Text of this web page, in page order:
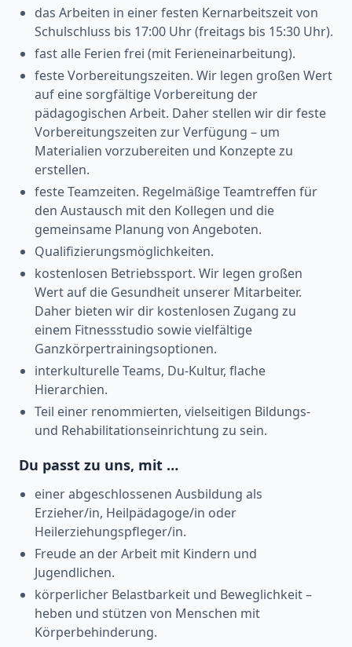
das Arbeiten in einer festen Kernarbeitszeit von
Schulschluss bis 17:00 Uhr (freitags bis 15:30 Uhr).
fast alle Ferien frei (mit Ferieneinarbeitung).
feste Vorbereitungszeiten. Wir legen großen Wert
auf eine sorgfältige Vorbereitung der
pädagogischen Arbeit. Daher stellen wir dir feste
Vorbereitungszeiten zur Verfügung – um
Materialien vorzubereiten und Konzepte zu
erstellen.
feste Teamzeiten. Regelmäßige Teamtreffen für
den Austausch mit den Kollegen und die
gemeinsame Planung von Angeboten.
Qualifizierungsmöglichkeiten.
kostenlosen Betriebssport. Wir legen großen
Wert auf die Gesundheit unserer Mitarbeiter.
Daher bieten wir dir kostenlosen Zugang zu
einem Fitnessstudio sowie vielfältige
Ganzkörpertrainingsoptionen.
interkulturelle Teams, Du-Kultur, flache
Hierarchien.
Teil einer renommierten, vielseitigen Bildungs-
und Rehabilitationseinrichtung zu sein.
Du passt zu uns, mit …
einer abgeschlossenen Ausbildung als
Erzieher/in, Heilpädagoge/in oder
Heilerziehungspfleger/in.
Freude an der Arbeit mit Kindern und
Jugendlichen.
körperlicher Belastbarkeit und Beweglichkeit –
heben und stützen von Menschen mit
Körperbehinderung.